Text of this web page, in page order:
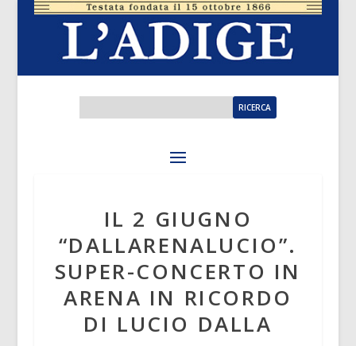
IL 2 GIUGNO
“DALLARENALUCIO”.
SUPER-CONCERTO IN
ARENA IN RICORDO
DI LUCIO DALLA